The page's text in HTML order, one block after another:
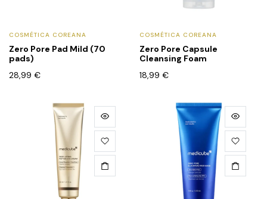
COSMÉTICA COREANA
Zero Pore Pad Mild (70
pads)
28,99 €
COSMÉTICA COREANA
Zero Pore Capsule
Cleansing Foam
18,99 €